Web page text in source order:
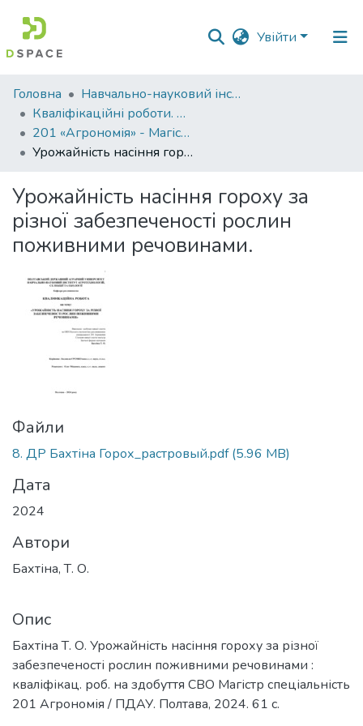
Увійти
Фонди
та
зібрання
Пошук за критеріями
Статистика
Головна
Навчально-науковий інститут агротехнологій, селекції та екології
Кваліфікаційні роботи. ННІ агротехнологій, селекції та екології
201 «Агрономія» - Магістри 2024-2025
Урожайність насіння гороху за різної забезпеченості рослин поживними речовинами.
Урожайність насіння гороху за
різної забезпеченості рослин
поживними речовинами.
Файли
8. ДР Бахтіна Горох_растровый.pdf(5.96 MB)
Дата
2024
Автори
Бахтіна, Т. О.
Опис
Бахтіна Т. О. Урожайність насіння гороху за різної
забезпеченості рослин поживними речовинами :
кваліфікац. роб. на здобуття СВО Магістр спеціальність
201 Агрономія / ПДАУ. Полтава, 2024. 61 с.